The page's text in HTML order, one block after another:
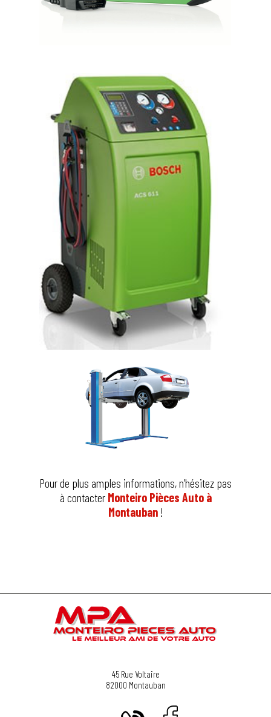
Pour de plus amples informations, n’hésitez pas
à contacter Monteiro Pièces Auto à
Montauban !
45 Rue Voltaire
82000 Montauban